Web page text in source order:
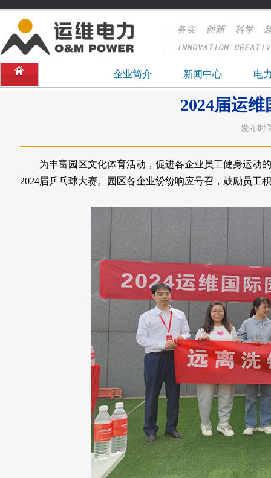
企业简介 新闻中心 电
2024届运
发布时
为丰富园区文化体育活动，促进各企业员工健身运动的
2024届乒乓球大赛。园区各企业纷纷响应号召，鼓励员